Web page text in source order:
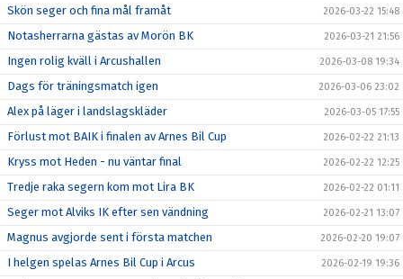
Skön seger och fina mål framåt 2026-03-22 15:48
Notasherrarna gästas av Morön BK 2026-03-21 21:56
Ingen rolig kväll i Arcushallen 2026-03-08 19:34
Dags för träningsmatch igen 2026-03-06 23:02
Alex på läger i landslagskläder 2026-03-05 17:55
Förlust mot BAIK i finalen av Arnes Bil Cup 2026-02-22 21:13
Kryss mot Heden - nu väntar final 2026-02-22 12:25
Tredje raka segern kom mot Lira BK 2026-02-22 01:11
Seger mot Alviks IK efter sen vändning 2026-02-21 13:07
Magnus avgjorde sent i första matchen 2026-02-20 19:07
I helgen spelas Arnes Bil Cup i Arcus 2026-02-19 19:36